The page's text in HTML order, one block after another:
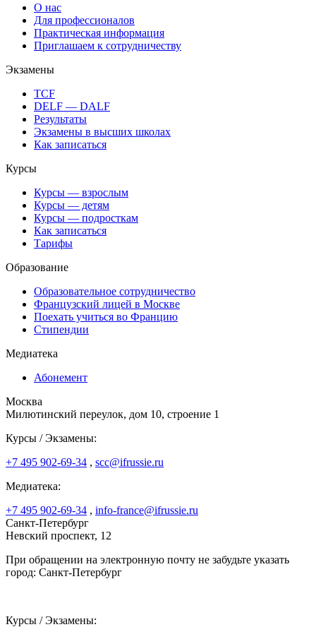
О нас
Для профессионалов
Практическая информация
Приглашаем к сотрудничеству
Экзамены
TCF
DELF — DALF
Результаты
Экзамены в высших школах
Как записаться
Курсы
Курсы — взрослым
Курсы — детям
Курсы — подросткам
Как записаться
Тарифы
Образование
Образовательное сотрудничество
Французский лицей в Москве
Поехать учиться во Францию
Стипендии
Медиатека
Абонемент
Москва
Милютинский переулок, дом 10, строение 1
Курсы / Экзамены:
+7 495 902-69-34 , scc@ifrussie.ru
Медиатека:
+7 495 902-69-34 , info-france@ifrussie.ru
Санкт-Петербург
Невский проспект, 12
При обращении на электронную почту не забудьте указать
город: Санкт-Петербург
Курсы / Экзамены: